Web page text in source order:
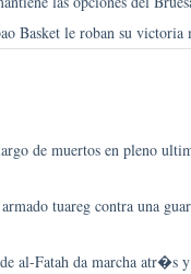
Basket le roban su
de muertos en pleno
armado tuareg contra una
al-Fatah da marcha atr�s